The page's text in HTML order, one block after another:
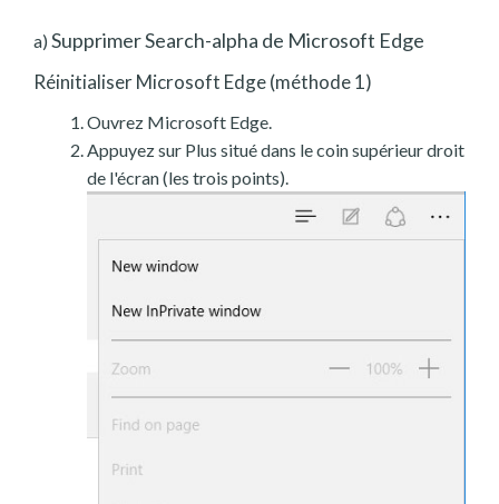
a) Supprimer Search-alpha de Microsoft Edge
Réinitialiser Microsoft Edge (méthode 1)
Ouvrez Microsoft Edge.
Appuyez sur Plus situé dans le coin supérieur droit
de l'écran (les trois points).